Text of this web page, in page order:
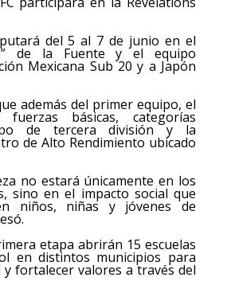
del 5 al 7 de junio en el
de la Fuente y el equipo
Mexicana Sub 20 y a Japón
además del primer equipo, el
básicas, categorías
de tercera división y la
de Alto Rendimiento ubicado
no estará únicamente en los
sino en el impacto social que
niños, niñas y jóvenes de
etapa abrirán 15 escuelas
en distintos municipios para
fortalecer valores a través del